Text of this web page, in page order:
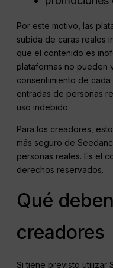
Por este motivo, las
subida de caras reales
que el contenido es
plataformas no pueden
consentimiento de
entradas de personas
uso indebido.
Para los creadores,
más seguro de
personas reales. Es el
derechos reservados.
Qué
creadores
Si tiene previsto utilizar